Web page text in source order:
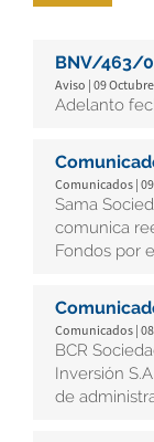
BNV/463/
Aviso | 09
Adelanto
Comunicados |
Sama
comunica
Fondos por
Comunicados |
BCR
Inversión
de